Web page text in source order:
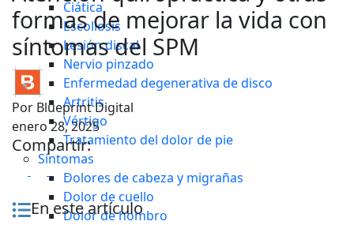
Ciática
Escoliosis
Lesión discal
Nervio pinzado
Enfermedad degenerativa de disco
Artritis
Vértigo
Tratamiento del dolor de pie
Síntomas
Dolores de cabeza y migrañas
Dolor de cuello
Dolor de hombro
formas de mejorar la vida con
síntomas del SPM
Por Blueprint Digital
enero 28, 2025
Compartir:
En este artículo